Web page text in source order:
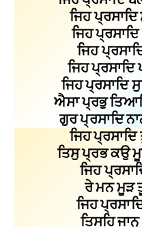
ਜਿਹ
ਜਿਹ
ਜਿਹ
ਜਿਹ ਪ੍ਰਸਾਦਿ
ਜਿਹ ਪ੍ਰਸਾਦਿ
ਐਸਾ ਪ੍ਰਭੁ
ਗੁਰ ਪ੍ਰਸਾਦਿ
ਜਿਹ
ਤਿਸੁ ਪ੍ਰਭ ਕਉ
ਜਿਹ
ਰੇ ਮਨ ਮੂੜ
ਜਿਹ
ਤਿਸਹਿ